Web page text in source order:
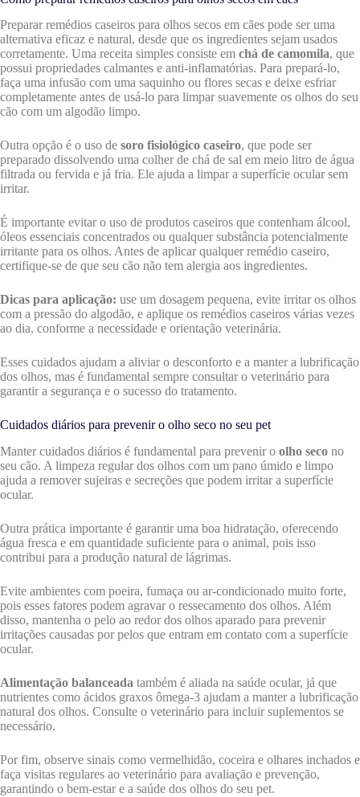
Preparar remédios caseiros para olhos secos em cães pode ser uma
alternativa eficaz e natural, desde que os ingredientes sejam usados
corretamente. Uma receita simples consiste em chá de camomila, que
possui propriedades calmantes e anti-inflamatórias. Para prepará-lo,
faça uma infusão com uma saquinho ou flores secas e deixe esfriar
completamente antes de usá-lo para limpar suavemente os olhos do seu
cão com um algodão limpo.
Outra opção é o uso de soro fisiológico caseiro, que pode ser
preparado dissolvendo uma colher de chá de sal em meio litro de água
filtrada ou fervida e já fria. Ele ajuda a limpar a superfície ocular sem
irritar.
É importante evitar o uso de produtos caseiros que contenham álcool,
óleos essenciais concentrados ou qualquer substância potencialmente
irritante para os olhos. Antes de aplicar qualquer remédio caseiro,
certifique-se de que seu cão não tem alergia aos ingredientes.
Dicas para aplicação: use um dosagem pequena, evite irritar os olhos
com a pressão do algodão, e aplique os remédios caseiros várias vezes
ao dia, conforme a necessidade e orientação veterinária.
Esses cuidados ajudam a aliviar o desconforto e a manter a lubrificação
dos olhos, mas é fundamental sempre consultar o veterinário para
garantir a segurança e o sucesso do tratamento.
Cuidados diários para prevenir o olho seco no seu pet
Manter cuidados diários é fundamental para prevenir o olho seco no
seu cão. A limpeza regular dos olhos com um pano úmido e limpo
ajuda a remover sujeiras e secreções que podem irritar a superfície
ocular.
Outra prática importante é garantir uma boa hidratação, oferecendo
água fresca e em quantidade suficiente para o animal, pois isso
contribui para a produção natural de lágrimas.
Evite ambientes com poeira, fumaça ou ar-condicionado muito forte,
pois esses fatores podem agravar o ressecamento dos olhos. Além
disso, mantenha o pelo ao redor dos olhos aparado para prevenir
irritações causadas por pelos que entram em contato com a superfície
ocular.
Alimentação balanceada também é aliada na saúde ocular, já que
nutrientes como ácidos graxos ômega-3 ajudam a manter a lubrificação
natural dos olhos. Consulte o veterinário para incluir suplementos se
necessário.
Por fim, observe sinais como vermelhidão, coceira e olhares inchados e
faça visitas regulares ao veterinário para avaliação e prevenção,
garantindo o bem-estar e a saúde dos olhos do seu pet.